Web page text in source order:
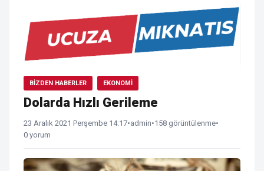
BIZDEN HABERLER EKONOMI
Dolarda Hızlı Gerileme
23 Aralık 2021 Perşembe 14:17•admin•158 görüntülenme•
0 yorum